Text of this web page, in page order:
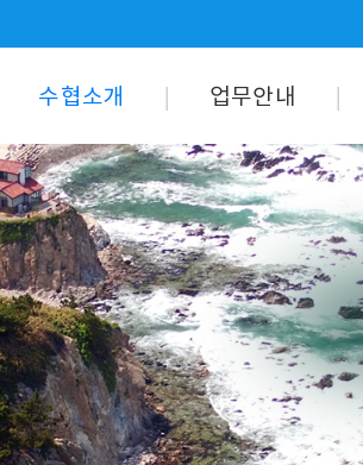
수협소개 업무안내